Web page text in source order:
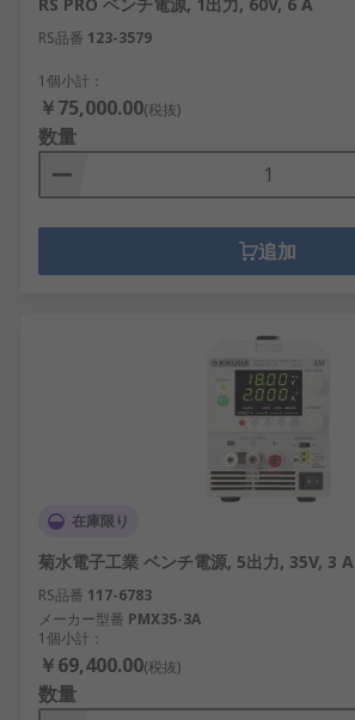
RS品番 123-3579
1個小計：
￥75,000.00(税抜)
数量
追加
在庫限り
菊水電子工業 ベンチ電源, 5出力, 35V, 3 A
RS品番 117-6783
メーカー型番 PMX35-3A
1個小計：
￥69,400.00(税抜)
数量